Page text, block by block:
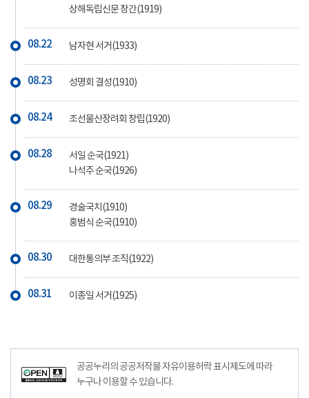
상해독립신문 창간(1919)
08.22 남자현 서거(1933)
08.23 성명회 결성(1910)
08.24 조선물산장려회 창립(1920)
08.28
서일 순국(1921)
나석주 순국(1926)
08.29
경술국치(1910)
홍범식 순국(1910)
08.30 대한통의부 조직(1922)
08.31 이종일 서거(1925)
공공누리의 공공저작물 자유이용허락 표시제도에 따라
누구나 이용할 수 있습니다.